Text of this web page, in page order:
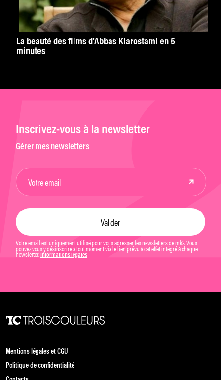
La beauté des films d’Abbas Kiarostami en 5
minutes
Inscrivez-vous à la newsletter
Gérer mes newsletters
Votre email est uniquement utilisé pour vous adresser les newsletters de mk2. Vous
pouvez vous y désinscrire à tout moment via le lien prévu à cet effet intégré à chaque
newsletter. Informations légales
Mentions légales et CGU
Politique de confidentialité